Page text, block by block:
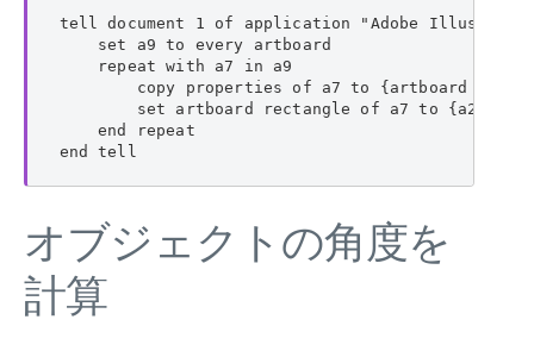
tell document 1 of application "Adobe
    set a9 to every artboard
    repeat with a7 in a9
copy properties of a7 to {artboard
set artboard rectangle of a7 to {a2 -
    end repeat
end tell
オブジェクトの角度を
計算